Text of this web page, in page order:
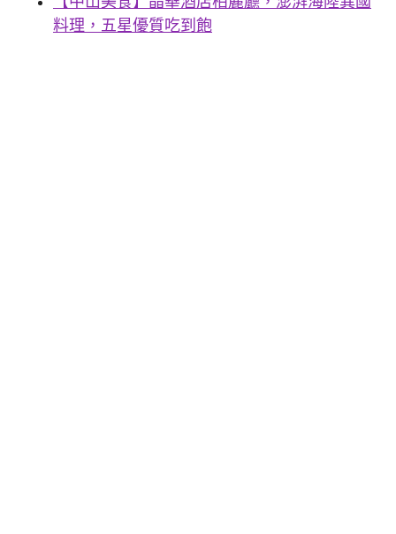
料理，五星優質吃到飽